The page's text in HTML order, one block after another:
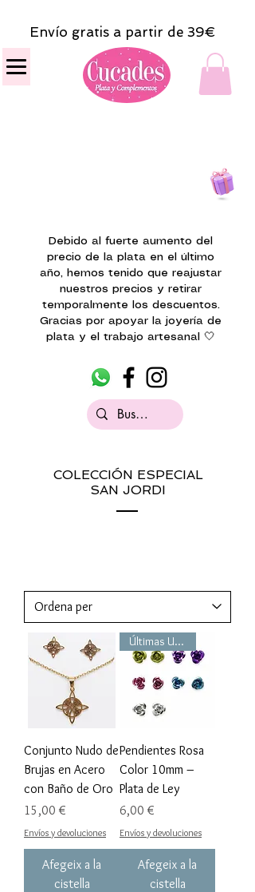
Envío gratis a partir de 39€
Debido al fuerte aumento del
precio de la plata en el último
año, hemos tenido que reajustar
nuestros precios y retirar
temporalmente los descuentos.
Gracias por apoyar la joyería de
plata y el trabajo artesanal 🤍
COLECCIÓN ESPECIAL
SAN JORDI
Conjunto Nudo de
Brujas en Acero
con Baño de Oro
Preu
15,00 €
Envíos y devoluciones
Afegeix a la
cistella
Últimas Unidades
Pendientes Rosa
Color 10mm –
Plata de Ley
Preu
6,00 €
Envíos y devoluciones
Afegeix a la
cistella